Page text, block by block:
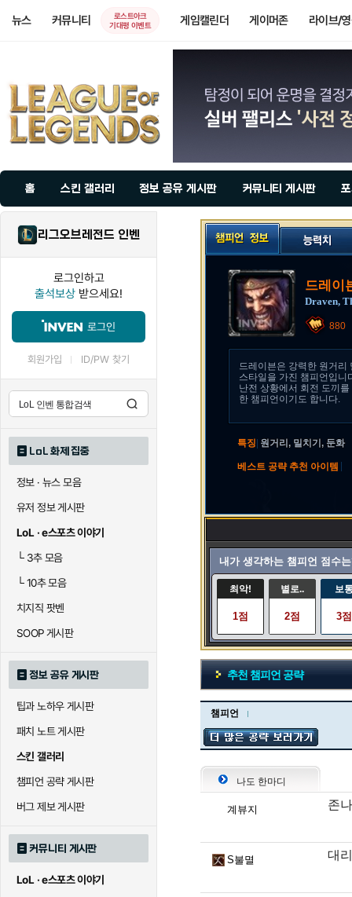
뉴스 커뮤니티
로스트아크
기대평 이벤트
게임캘린더 게이머존 라이브/
홈 스킨 갤러리 정보 공유 게시판 커뮤니티 게시판
리그오브레전드 인벤
로그인하고
출석보상 받으세요!
로그인
회원가입 ID/PW 찾기
LoL 화제 집중
정보 · 뉴스 모음
유저 정보 게시판
LoL · e스포츠 이야기
└3추 모음
└10추 모음
치지직 팟벤
SOOP 게시판
정보 공유 게시판
팁과 노하우 게시판
패치 노트 게시판
스킨 갤러리
챔피언 공략 게시판
버그 제보 게시판
커뮤니티 게시판
LoL · e스포츠 이야기
드레이
Draven,
880
드레이븐은 강력한 원거리
스타일을 가진 챔피언입니
난전 상황에서 회전 도끼
한 챔피언이기도 합니다.
특징 원거리, 밀치기, 둔화
베스트 공략 추천 아이템
내가 생각하는 챔피언 점수
최악!
1점
별로..
2점
보
3점
추천 챔피언 공략
챔피언
나도 한마디
계뷰지 존
S불멸 대